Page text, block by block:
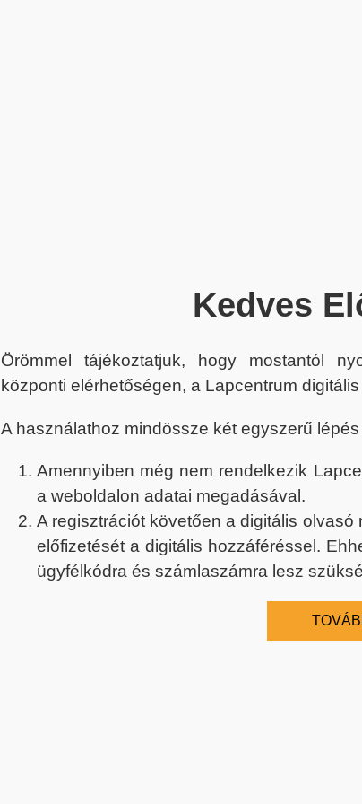
Kedves
Örömmel tájékoztatjuk, hogy mostantól
központi elérhetőségen, a Lapcentrum
A használathoz mindössze két egyszerű
Amennyiben még nem rendelkezik
a weboldalon adatai megadásával.
A regisztrációt követően a digitális
előfizetését a digitális hozzáféréssel.
ügyfélkódra és számlaszámra lesz